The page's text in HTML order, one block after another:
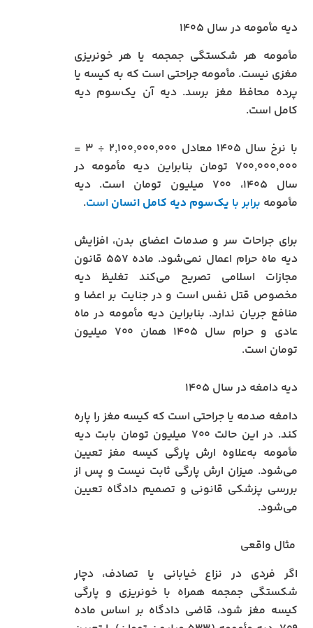
دیه مأمومه در سال ۱۴۰۵
مأمومه هر شکستگی جمجمه یا هر خونریزی
مغزی نیست. مأمومه جراحتی است که به کیسه یا
پرده محافظ مغز برسد. دیه آن یک‌سوم دیه
کامل است.
با نرخ سال ۱۴۰۵ معادل ۲٬۱۰۰٬۰۰۰٬۰۰۰ ÷ ۳ =
۷۰۰٬۰۰۰٬۰۰۰ تومان بنابراین دیه مأمومه در
سال ۱۴۰۵، ۷۰۰ میلیون تومان است. دیه
مأمومه برابر با یک‌سوم دیه کامل انسان است.
برای جراحات سر و صدمات اعضای بدن، افزایش
دیه ماه حرام اعمال نمی‌شود. ماده ۵۵۷ قانون
مجازات اسلامی تصریح می‌کند تغلیظ دیه
مخصوص قتل نفس است و در جنایت بر اعضا و
منافع جریان ندارد. بنابراین دیه مأمومه در ماه
عادی و حرام سال ۱۴۰۵ همان ۷۰۰ میلیون
تومان است.
دیه دامغه در سال ۱۴۰۵
دامغه صدمه یا جراحتی است که کیسه مغز را پاره
کند. در این حالت ۷۰۰ میلیون تومان بابت دیه
مأمومه به‌علاوه ارش پارگی کیسه مغز تعیین
می‌شود. میزان ارش پارگی ثابت نیست و پس از
بررسی پزشکی قانونی و تصمیم دادگاه تعیین
می‌شود.
مثال واقعی
اگر فردی در نزاع خیابانی یا تصادف، دچار
شکستگی جمجمه همراه با خونریزی و پارگی
کیسه مغز شود، قاضی دادگاه بر اساس ماده